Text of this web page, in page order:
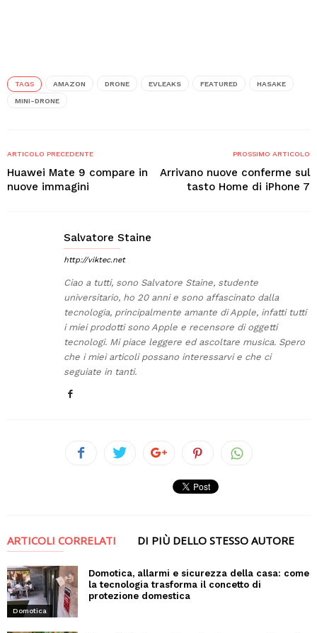
TAGS AMAZON DRONE EVLEAKS FEATURED HASAKE
MINI-DRONE
ARTICOLO PRECEDENTE
Huawei Mate 9 compare in
nuove immagini
PROSSIMO ARTICOLO
Arrivano nuove conferme sul
tasto Home di iPhone 7
Salvatore Staine
http://viktec.net
Ciao a tutti, sono Salvatore Staine, studente
universitario, ho 20 anni e sono affascinato dalla
tecnologia, principalmente amante di Apple, infatti tutti
i miei prodotti sono Apple e recensore di oggetti
tecnologi. Mi piace leggere ed ascoltare musica. Spero
che i miei articoli possano interessarvi e che ci
seguiate in tanti.
ARTICOLI CORRELATI DI PIÙ DELLO STESSO AUTORE
Domotica
Domotica, allarmi e sicurezza della casa: come
la tecnologia trasforma il concetto di
protezione domestica